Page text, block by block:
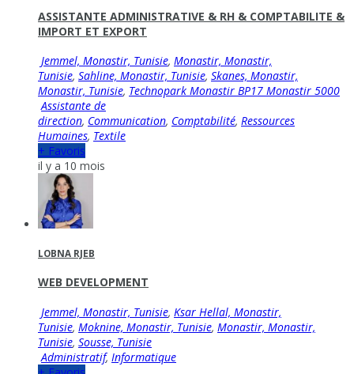
ASSISTANTE ADMINISTRATIVE & RH & COMPTABILITE &
IMPORT ET EXPORT
Jemmel, Monastir, Tunisie, Monastir, Monastir,
Tunisie, Sahline, Monastir, Tunisie, Skanes, Monastir,
Monastir, Tunisie, Technopark Monastir BP17 Monastir 5000
Assistante de
direction, Communication, Comptabilité, Ressources
Humaines, Textile
+ Favoris
il y a 10 mois
LOBNA RJEB
WEB DEVELOPMENT
Jemmel, Monastir, Tunisie, Ksar Hellal, Monastir,
Tunisie, Moknine, Monastir, Tunisie, Monastir, Monastir,
Tunisie, Sousse, Tunisie
Administratif, Informatique